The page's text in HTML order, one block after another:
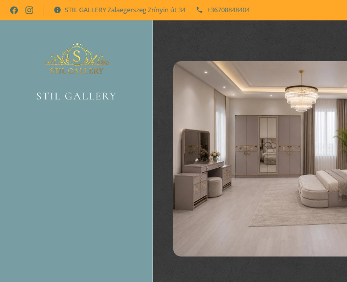
STIL GALLERY Zalaegerszeg Zrínyin út 34 +36708848404
STIL GALLERY